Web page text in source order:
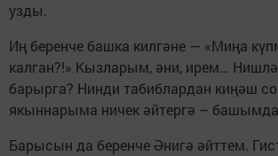
узды.
Иң беренче башка килгәне — «Миңа
калган?!» Кызларым, әни, ирем…
барырга? Нинди табиблардан киңәш
якыннарыма ничек әйтергә – башымда
Барысын да беренче Әнигә әйттем.